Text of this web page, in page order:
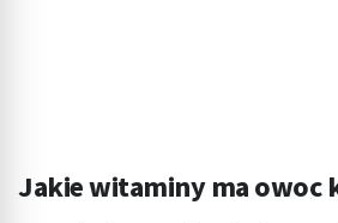
Jakie witaminy ma owoc